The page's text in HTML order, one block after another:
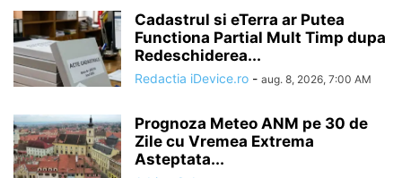
Cadastrul si eTerra ar Putea
Functiona Partial Mult Timp dupa
Redeschiderea...
Redactia iDevice.ro - aug. 8, 2026, 7:00 AM
Prognoza Meteo ANM pe 30 de
Zile cu Vremea Extrema
Asteptata...